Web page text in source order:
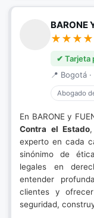
BARONE
✔ Tarjeta
📍 Bogotá
Abogado
En BARONE y
Contra el Estado
experto en cada
sinónimo de
legales en
entender
clientes y
seguridad,